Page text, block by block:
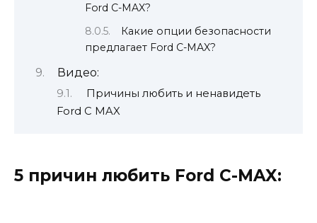
Ford C-MAX?
Какие опции безопасности
предлагает Ford C-MAX?
Видео:
Причины любить и ненавидеть
Ford C MAX
5 причин любить Ford C-MAX: